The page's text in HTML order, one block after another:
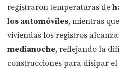
registraron temperaturas de
los automóviles, mientras
viviendas los registros
medianoche, reflejando la
construcciones para disipar